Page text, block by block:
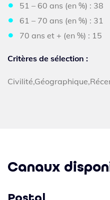
51 – 60 ans (en %) : 38
61 – 70 ans (en %) : 31
70 ans et + (en %) : 15
Critères de sélection :
Canaux